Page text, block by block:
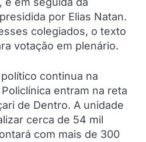
por Elias Natan.
colegiados, o texto
votação em plenário.
continua na
entram na reta
de Dentro. A unidade
cerca de 54 mil
com mais de 300